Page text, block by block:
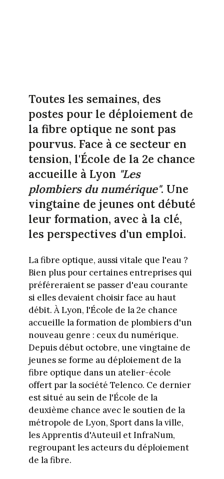
Toutes les semaines, des
postes pour le déploiement de
la fibre optique ne sont pas
pourvus. Face à ce secteur en
tension, l'École de la 2e chance
accueille à Lyon "Les
plombiers du numérique". Une
vingtaine de jeunes ont débuté
leur formation, avec à la clé,
les perspectives d'un emploi.
La fibre optique, aussi vitale que l'eau ?
Bien plus pour certaines entreprises qui
préféreraient se passer d'eau courante
si elles devaient choisir face au haut
débit. À Lyon, l'École de la 2e chance
accueille la formation de plombiers d'un
nouveau genre : ceux du numérique.
Depuis début octobre, une vingtaine de
jeunes se forme au déploiement de la
fibre optique dans un atelier-école
offert par la société Telenco. Ce dernier
est situé au sein de l'École de la
deuxième chance avec le soutien de la
métropole de Lyon, Sport dans la ville,
les Apprentis d'Auteuil et InfraNum,
regroupant les acteurs du déploiement
de la fibre.